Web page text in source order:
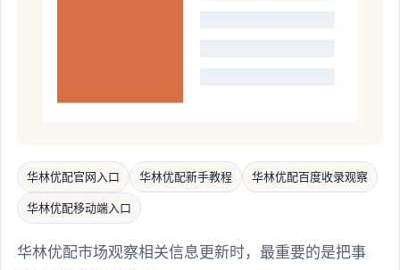
华林优配官网入口 华林优配新手教程 华林优配百度收录观察
华林优配移动端入口
华林优配市场观察相关信息更新时，最重要的是把事